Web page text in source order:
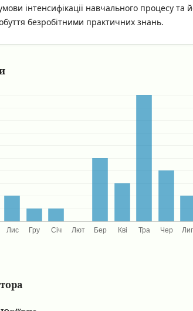
інтенсифікації навчального процесу та
безробітними практичних знань.